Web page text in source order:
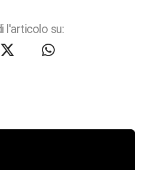
l'articolo su: